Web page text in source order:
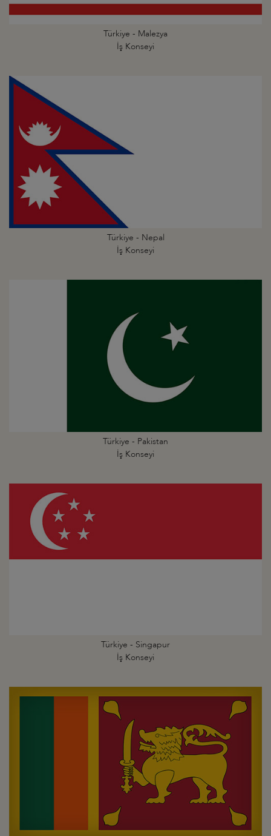
Türkiye - Malezya
İş Konseyi
Türkiye - Nepal
İş Konseyi
Türkiye - Pakistan
İş Konseyi
Türkiye - Singapur
İş Konseyi